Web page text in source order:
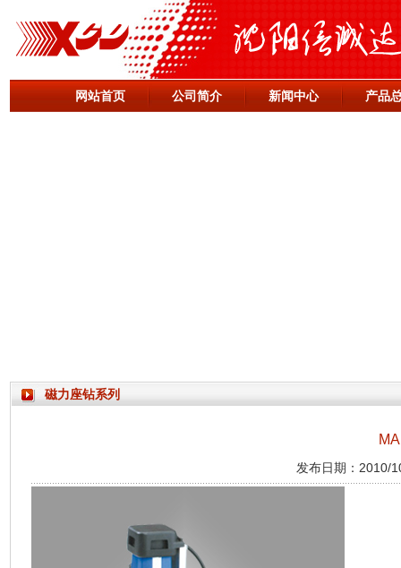
网站首页 公司简介 新闻中心 产品
磁力座钻系列
发布日期：2010/